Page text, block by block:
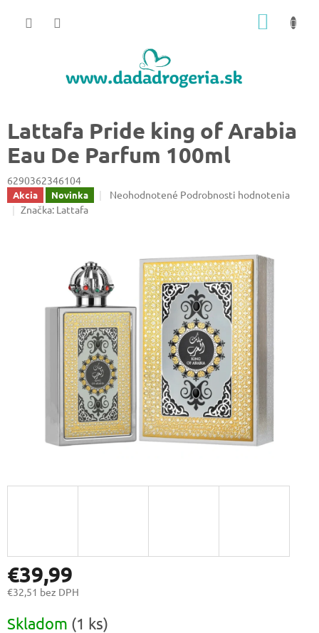
Lattafa Pride king of Arabia
Eau De Parfum 100ml
6290362346104
Akcia Novinka
Priemerné
5
hviezdičiek.
Neohodnotené Podrobnosti hodnotenia
Značka: Lattafa
€39,99
€32,51 bez DPH
cena:
Skladom (1 ks)